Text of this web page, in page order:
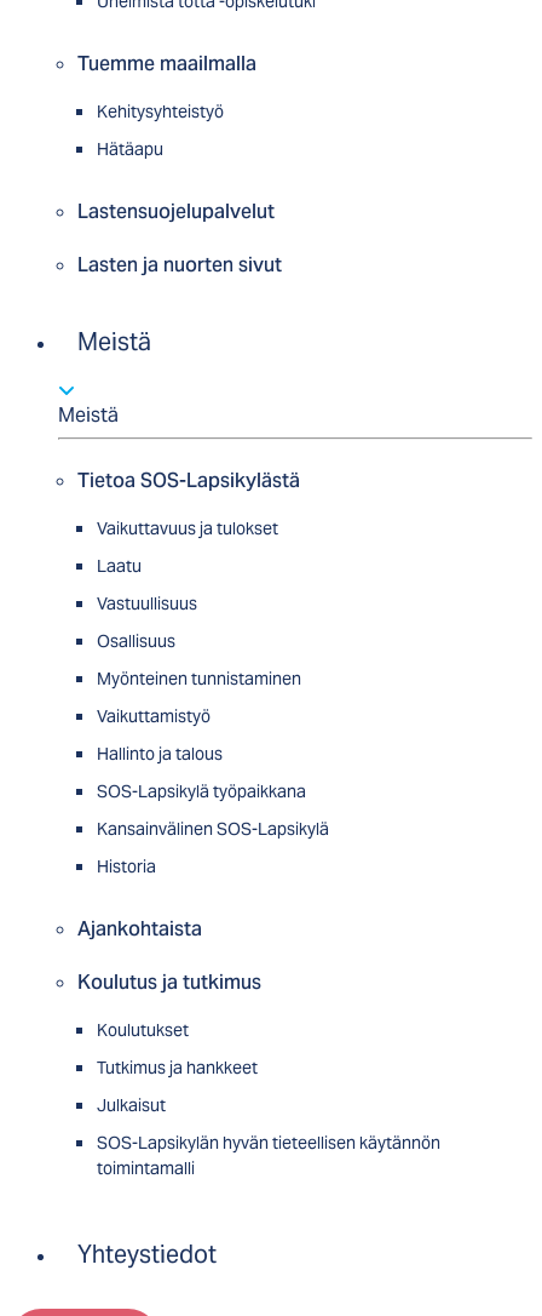
Tuemme maailmalla
Kehitysyhteistyö
Hätäapu
Lastensuojelupalvelut
Lasten ja nuorten sivut
Meistä
Meistä
Tietoa SOS-Lapsikylästä
Vaikuttavuus ja tulokset
Laatu
Vastuullisuus
Osallisuus
Myön­tei­nen tun­nis­ta­minen
Vaikuttamistyö
Hallinto ja talous
SOS-Lapsikylä työpaikkana
Kansainvälinen SOS-Lapsikylä
Historia
Ajankohtaista
Koulutus ja tutkimus
Koulutukset
Tutkimus ja hankkeet
Julkaisut
SOS-Lapsikylän hyvän tieteellisen käytännön
toimintamalli
Yhteystiedot